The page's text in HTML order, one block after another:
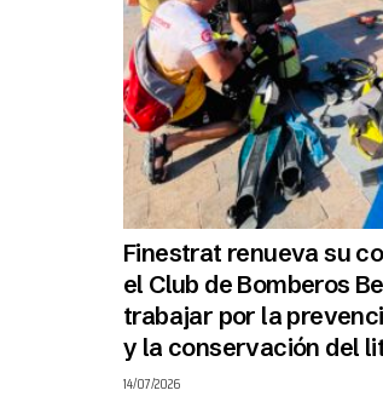
Finestrat renueva su
el Club de Bomberos
trabajar por la
y la conservación del
14/07/2026